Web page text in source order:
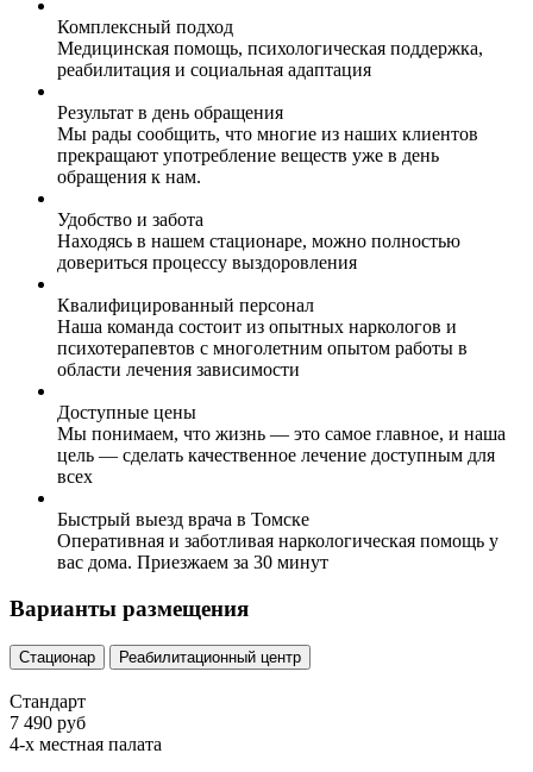
Комплексный подход
Медицинская помощь, психологическая поддержка,
реабилитация и социальная адаптация
Результат в день обращения
Мы рады сообщить, что многие из наших клиентов
прекращают употребление веществ уже в день
обращения к нам.
Удобство и забота
Находясь в нашем стационаре, можно полностью
довериться процессу выздоровления
Квалифицированный персонал
Наша команда состоит из опытных наркологов и
психотерапевтов с многолетним опытом работы в
области лечения зависимости
Доступные цены
Мы понимаем, что жизнь — это самое главное, и наша
цель — сделать качественное лечение доступным для
всех
Быстрый выезд врача в Томске
Оперативная и заботливая наркологическая помощь у
вас дома. Приезжаем за 30 минут
Варианты размещения
Стационар Реабилитационный центр
Стандарт
7 490 руб
4-х местная палата